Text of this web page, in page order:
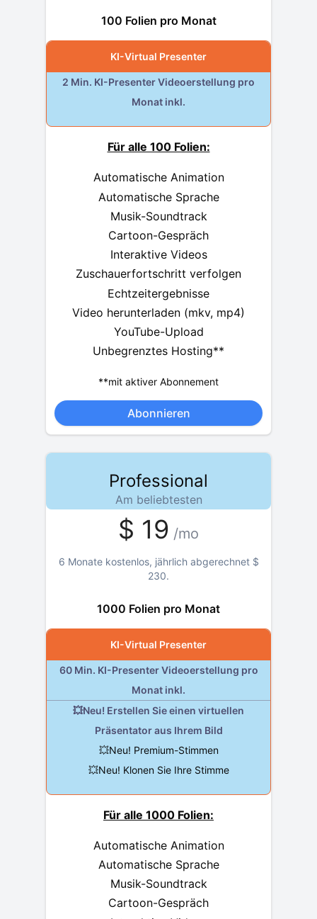
100 Folien pro Monat
KI-Virtual Presenter
2 Min. KI-Presenter Videoerstellung pro
Monat inkl.
Für alle 100 Folien:
Automatische Animation
Automatische Sprache
Musik-Soundtrack
Cartoon-Gespräch
Interaktive Videos
Zuschauerfortschritt verfolgen
Echtzeitergebnisse
Video herunterladen (mkv, mp4)
YouTube-Upload
Unbegrenztes Hosting**
**mit aktiver Abonnement
Abonnieren
Professional
Am beliebtesten
$ 19 /mo
6 Monate kostenlos, jährlich abgerechnet $
230.
1000 Folien pro Monat
KI-Virtual Presenter
60 Min. KI-Presenter Videoerstellung pro
Monat inkl.
💥Neu! Erstellen Sie einen virtuellen
Präsentator aus Ihrem Bild
💥Neu! Premium-Stimmen
💥Neu! Klonen Sie Ihre Stimme
Für alle 1000 Folien:
Automatische Animation
Automatische Sprache
Musik-Soundtrack
Cartoon-Gespräch